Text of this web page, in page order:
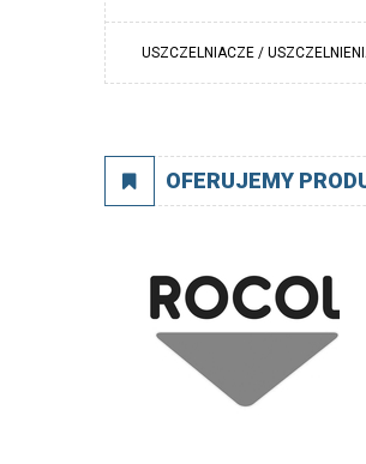
USZCZELNIACZE /
OFERUJEMY